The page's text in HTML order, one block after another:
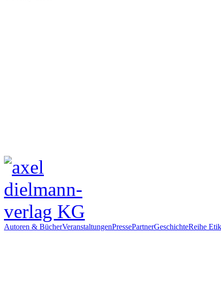
Autoren & BücherVeranstaltungenPressePartnerGeschichteReihe